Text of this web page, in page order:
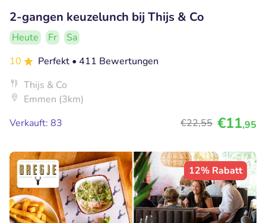
2-gangen keuzelunch bij Thijs & Co
Heute Fr
Sa
10
Perfekt • 411 Bewertungen
Thijs & Co
Emmen (3km)
Verkauft: 83
€22,55 €11,95
12% Rabatt